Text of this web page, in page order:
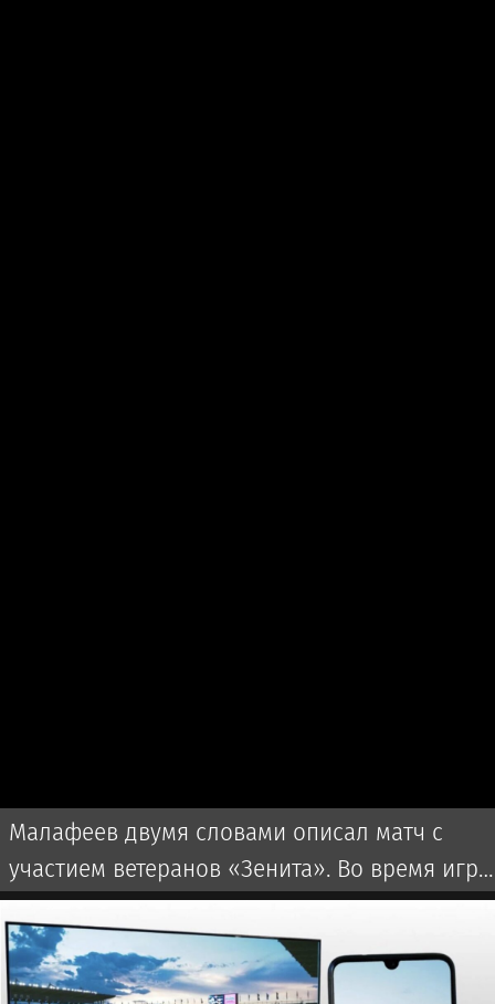
Малафеев двумя словами описал матч с
участием ветеранов «Зенита». Во время игры
использовалась пиротехника